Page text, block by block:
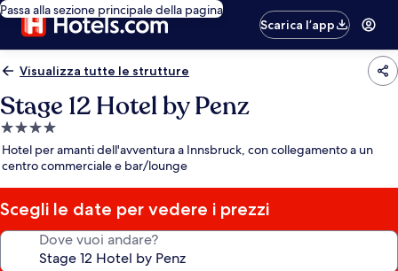
Passa alla sezione principale della pagina
Scarica l’app
Visualizza tutte le strutture
Stage 12 Hotel by Penz
Struttura
a
4.0
stelle
Hotel per amanti dell'avventura a Innsbruck, con collegamento a un
centro commerciale e bar/lounge
Scegli le date per vedere i prezzi
Dove vuoi andare?